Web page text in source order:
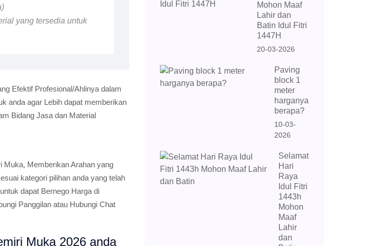
yang tersedia untuk
Efektif Profesional/Ahlinya dalam
anda agar Lebih dapat memberikan
Bidang Jasa dan Material
Muka, Memberikan Arahan yang
kategori pilihan anda yang telah
dapat Bernego Harga di
Panggilan atau Hubungi Chat
Muka 2026 anda
Mohon Maaf
Lahir dan
Batin Idul Fitri
1447H
20-03-2026
Paving
block 1
meter
harganya
berapa?
10-03-
2026
Selamat
Hari
Raya
Idul Fitri
1443h
Mohon
Maaf
Lahir
dan